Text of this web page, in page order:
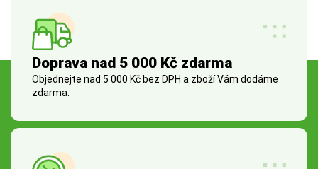
Doprava nad 5 000 Kč zdarma
Objednejte nad 5 000 Kč bez DPH a zboží Vám dodáme
zdarma.